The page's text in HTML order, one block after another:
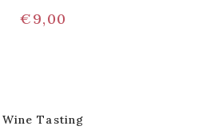
€9,00
Wine Tasting